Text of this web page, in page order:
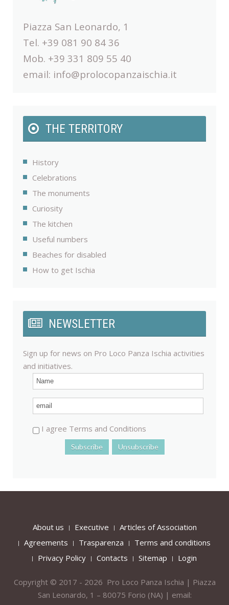
Piazza San Leonardo, 1
Tel. +39 081 90 84 36
Mob. +39 331 809 55 40
email: info@prolocopanzaischia.it
THE TERRITORY
History
Celebrations
The monuments
Curiosity
The kitchen
Useful numbers
Beaches for disabled
How to get Ischia
NEWSLETTER
Sign up for news on Pro Loco Panza Ischia activities
and initiatives.
I agree Terms and Conditions
About us Executive
Articles of Association
Agreements
Trasparenza
Terms and conditions
Privacy Policy
Contacts Sitemap Login
Copyright © 2017 - 2026 Pro Loco Panza Ischia | Piazza
San Leonardo, 1 – 80075 Forio (NA) | email: